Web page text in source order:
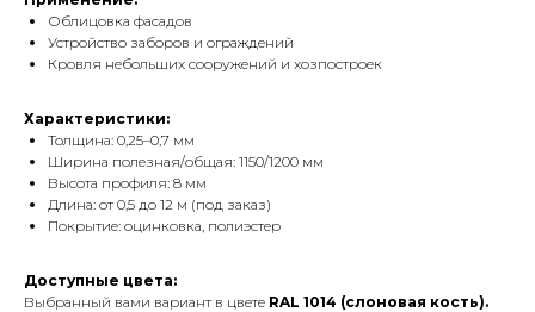
Облицовка фасадов
Устройство заборов и ограждений
Кровля небольших сооружений и хозпостроек
Характеристики:
Толщина: 0,25–0,7 мм
Ширина полезная/общая: 1150/1200 мм
Высота профиля: 8 мм
Длина: от 0,5 до 12 м (под заказ)
Покрытие: оцинковка, полиэстер
Доступные цвета:
Выбранный вами вариант в цвете RAL 1014 (слоновая кость).